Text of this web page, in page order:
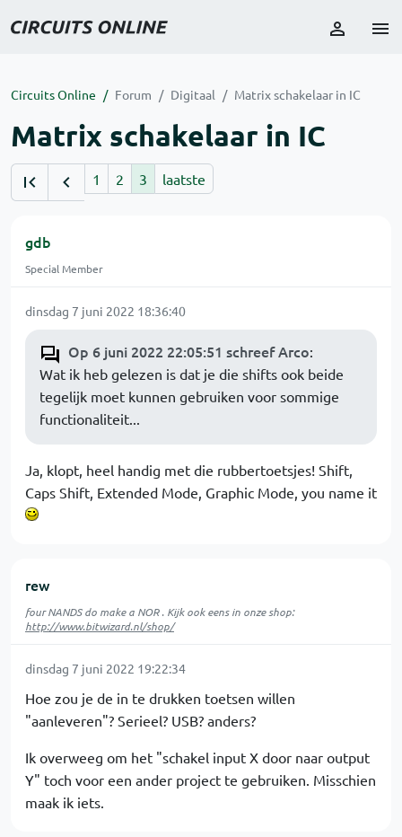
Circuits Online Forum Digitaal Matrix schakelaar in IC
Matrix schakelaar in IC
1 2 3 laatste
gdb
Special Member
dinsdag 7 juni 2022 18:36:40
Op 6 juni 2022 22:05:51 schreef Arco:
Wat ik heb gelezen is dat je die shifts ook beide
tegelijk moet kunnen gebruiken voor sommige
functionaliteit...
Ja, klopt, heel handig met die rubbertoetsjes! Shift,
Caps Shift, Extended Mode, Graphic Mode, you name it
rew
four NANDS do make a NOR . Kijk ook eens in onze shop:
http://www.bitwizard.nl/shop/
dinsdag 7 juni 2022 19:22:34
Hoe zou je de in te drukken toetsen willen
"aanleveren"? Serieel? USB? anders?
Ik overweeg om het "schakel input X door naar output
Y" toch voor een ander project te gebruiken. Misschien
maak ik iets.